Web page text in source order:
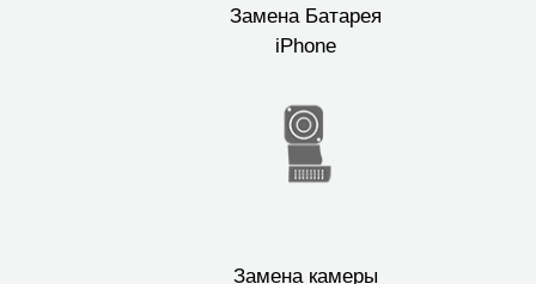
Замена Батарея
iPhone
Замена камеры